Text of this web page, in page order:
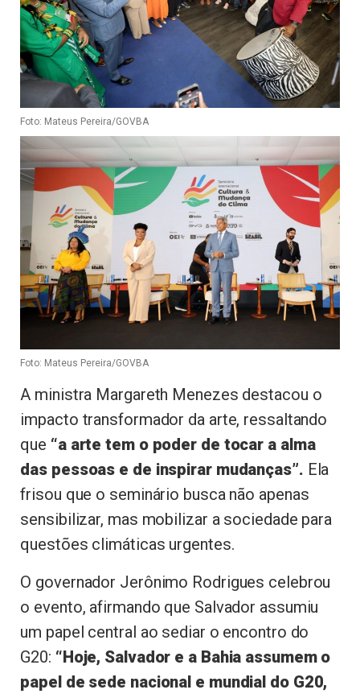
Foto: Mateus Pereira/GOVBA
Foto: Mateus Pereira/GOVBA
A ministra Margareth Menezes destacou o
impacto transformador da arte, ressaltando
que “a arte tem o poder de tocar a alma
das pessoas e de inspirar mudanças”. Ela
frisou que o seminário busca não apenas
sensibilizar, mas mobilizar a sociedade para
questões climáticas urgentes.
O governador Jerônimo Rodrigues celebrou
o evento, afirmando que Salvador assumiu
um papel central ao sediar o encontro do
G20: “Hoje, Salvador e a Bahia assumem o
papel de sede nacional e mundial do G20,